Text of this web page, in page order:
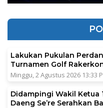
Lakukan Pukulan
Turnamen Golf
Minggu, 2 Agustus 2026 13:33
Didampingi Wakil Ketua
Daeng Se’re Serahkan